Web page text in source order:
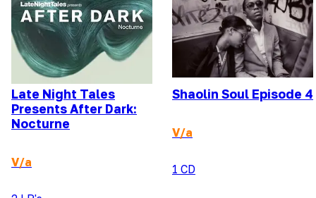
Late Night Tales
Presents After Dark:
Nocturne
V/a
Shaolin Soul Episode 4
V/a
1 CD